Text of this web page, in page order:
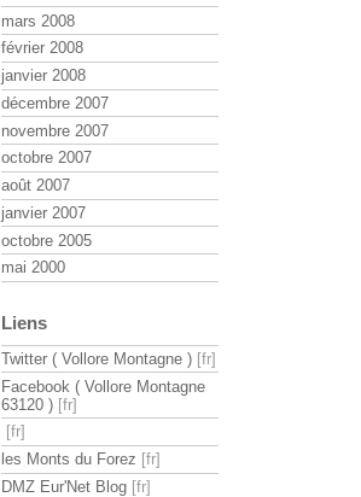
mars 2008
février 2008
janvier 2008
décembre 2007
novembre 2007
octobre 2007
août 2007
janvier 2007
octobre 2005
mai 2000
Liens
Twitter ( Vollore Montagne )
Facebook ( Vollore Montagne
63120 )
les Monts du Forez
DMZ Eur'Net Blog